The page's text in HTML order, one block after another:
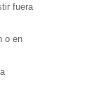
fuera
o en